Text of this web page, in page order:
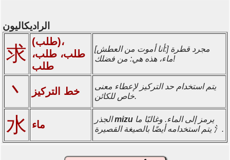
الراديكاليون
求
(طلب)،
طلب، طلب،
طلب
[أنا أموت من العطش:] مجرد قطرة
ماء، هذه هي: من فضلك!
丶 خط التركيز
يتم استخدام حد التركيز لإعطاء معنى
خاص للكائن.
水 ماء الجذرmizu
يتم استخدامه أيضًا بالصيغة القصيرة 氵.